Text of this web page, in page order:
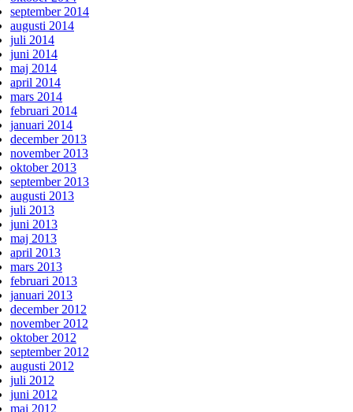
september 2014
augusti 2014
juli 2014
juni 2014
maj 2014
april 2014
mars 2014
februari 2014
januari 2014
december 2013
november 2013
oktober 2013
september 2013
augusti 2013
juli 2013
juni 2013
maj 2013
april 2013
mars 2013
februari 2013
januari 2013
december 2012
november 2012
oktober 2012
september 2012
augusti 2012
juli 2012
juni 2012
maj 2012